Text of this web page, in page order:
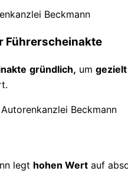
Führerscheinakte
gründlich, um
legt hohen Wert auf